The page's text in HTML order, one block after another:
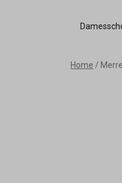
Merrell
Home